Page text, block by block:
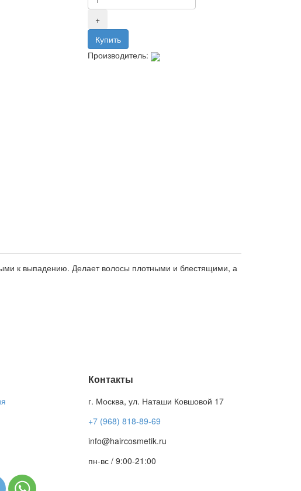
Производитель:
к выпадению. Делает волосы плотными и блестящими, а
Контакты
г. Москва, ул. Наташи Ковшовой 17
+7 (968) 818-89-69
info@haircosmetik.ru
пн-вс / 9:00-21:00